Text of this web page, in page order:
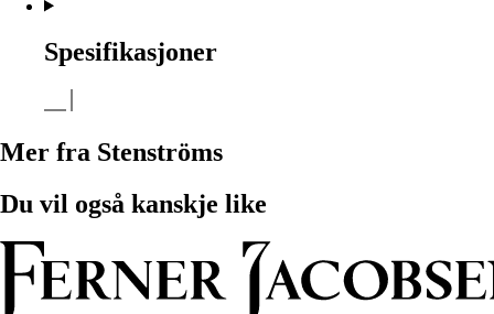
Spesifikasjoner
Mer fra Stenströms
Du vil også kanskje like